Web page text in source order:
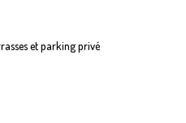
et parking privé